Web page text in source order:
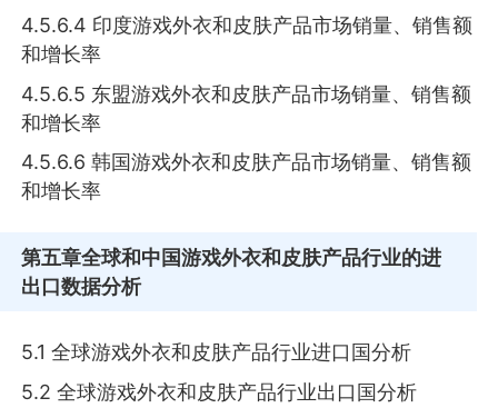
4.5.6.4 印度游戏外衣和皮肤产品市场销量、销售额
和增长率
4.5.6.5 东盟游戏外衣和皮肤产品市场销量、销售额
和增长率
4.5.6.6 韩国游戏外衣和皮肤产品市场销量、销售额
和增长率
第五章全球和中国游戏外衣和皮肤产品行业的进
出口数据分析
5.1 全球游戏外衣和皮肤产品行业进口国分析
5.2 全球游戏外衣和皮肤产品行业出口国分析